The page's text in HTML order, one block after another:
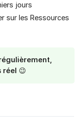
jours
sur les Ressources
réel 😉